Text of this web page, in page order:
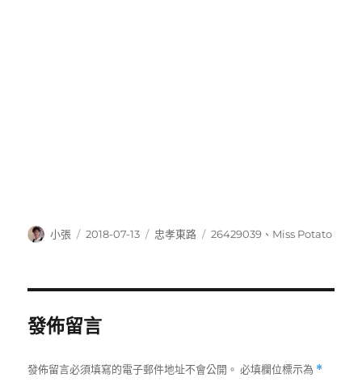
作
小張
發
2018-07-13
分
忠孝東路
標
26429039 、 Miss Potato
發佈留言
發佈留言必須填寫的電子郵件地址不會公開。 必填欄位標示為 *